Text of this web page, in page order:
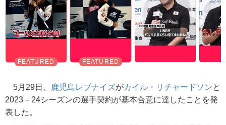
5月29日、 鹿児島レブナイズがカイル・リチャードソンと
2023－24シーズンの選手契約が基本合意に達したことを発
表した。